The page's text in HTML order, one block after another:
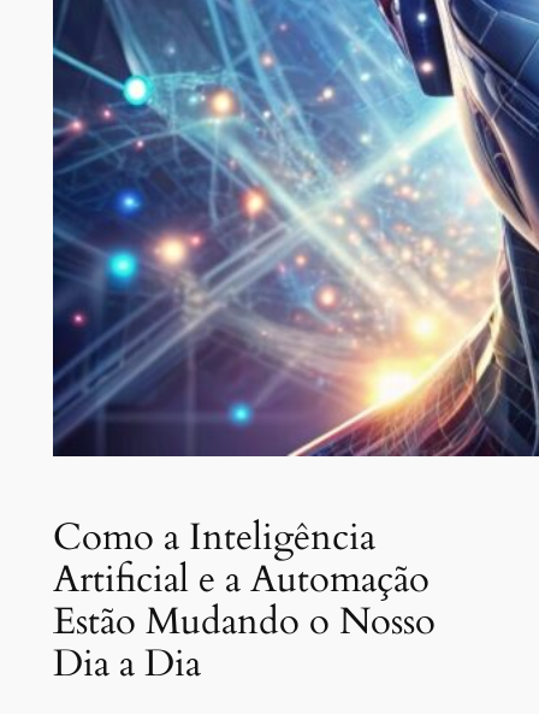
Como a Inteligência
Artificial e a Automação
Estão Mudando o Nosso
Dia a Dia